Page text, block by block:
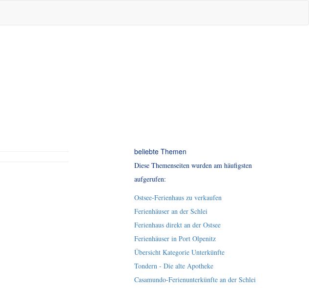
beliebte Themen
Diese Themenseiten wurden am häufigsten
aufgerufen:
Ostsee-Ferienhaus zu verkaufen
Ferienhäuser an der Schlei
Ferienhaus direkt an der Ostsee
Ferienhäuser in Port Olpenitz
Übersicht Kategorie Unterkünfte
Tondern - Die alte Apotheke
Casamundo-Ferienunterkünfte an der Schlei